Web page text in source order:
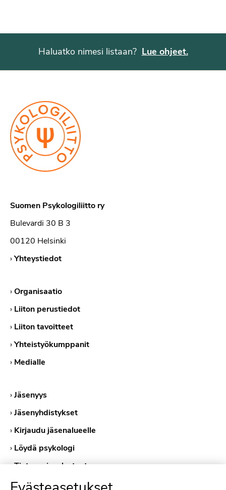
Haluatko nimesi listaan? Lue ohjeet.
Suomen Psykologiliitto ry
Bulevardi 30 B 3
00120 Helsinki
›Yhteystiedot
›Organisaatio
› Liiton perustiedot
› Liiton tavoitteet
›Yhteistyökumppanit
› Medialle
›Jäsenyys
›Jäsenyhdistykset
› Kirjaudu jäsenalueelle
› Löydä psykologi
›Tietosuojaselosteet
›Evästekäytännöt